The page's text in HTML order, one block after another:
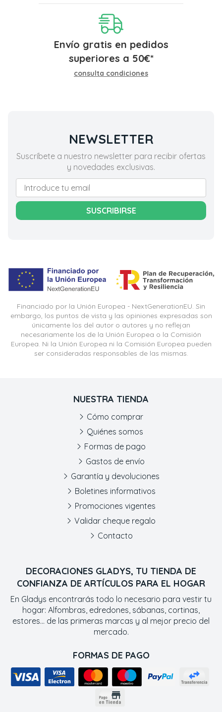
Envío gratis en pedidos
superiores a 50€*
consulta condiciones
NEWSLETTER
Suscríbete a nuestro newsletter para recibir ofertas
y novedades exclusivas.
SUSCRIBIRSE
Financiado por la Unión Europea - NextGenerationEU. Sin
embargo, los puntos de vista y las opiniones expresadas son
únicamente los del autor o autores y no reflejan
necesariamente los de la Unión Europea o la Comisión
Europea. Ni la Unión Europea ni la Comisión Europea pueden
ser consideradas responsables de las mismas.
DECORACIONES GLADYS, TU TIENDA DE
CONFIANZA DE ARTÍCULOS PARA EL HOGAR
En Gladys encontrarás todo lo necesario para vestir tu
hogar: Alfombras, edredones, sábanas, cortinas,
estores... de las primeras marcas y al mejor precio del
mercado.
FORMAS DE PAGO
NUESTRA TIENDA
Cómo comprar
Quiénes somos
Formas de pago
Gastos de envío
Garantía y devoluciones
Boletines informativos
Promociones vigentes
Validar cheque regalo
Contacto